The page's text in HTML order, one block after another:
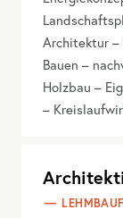
Architektur –
Bauen –
Holzbau –
–